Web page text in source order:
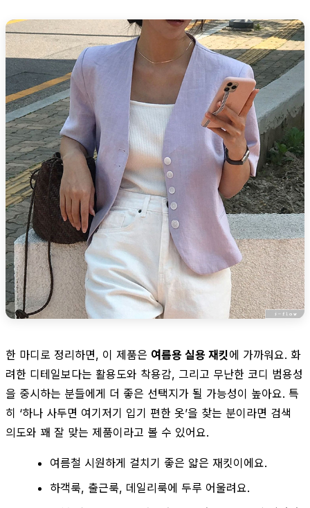
한 마디로 정리하면, 이 제품은 여름용 실용 재킷에 가까워요. 화
려한 디테일보다는 활용도와 착용감, 그리고 무난한 코디 범용성
을 중시하는 분들에게 더 좋은 선택지가 될 가능성이 높아요. 특
히 ‘하나 사두면 여기저기 입기 편한 옷’을 찾는 분이라면 검색
의도와 꽤 잘 맞는 제품이라고 볼 수 있어요.
여름철 시원하게 걸치기 좋은 얇은 재킷이에요.
하객룩, 출근룩, 데일리룩에 두루 어울려요.